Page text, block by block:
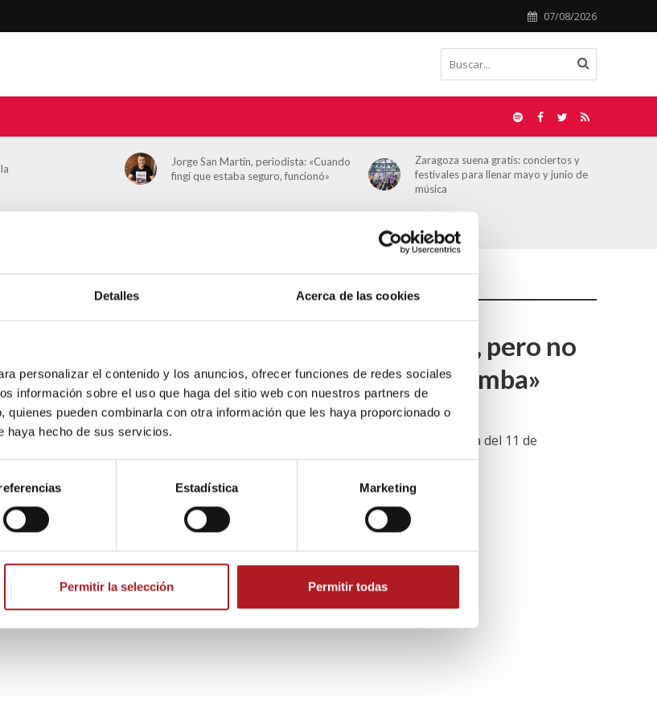
Detalles Acerca de las cookies
personalizar el contenido y los anuncios, ofrecer funciones de redes sociales
información sobre el uso que haga del sitio web con nuestros partners de
pueden combinarla con otra información que les haya proporcionado o
haya hecho de sus servicios.
Estadística Marketing
Permitir la selección Permitir todas
07/08/2026
Jorge San Martín, periodista: «Cuando
fingí que estaba seguro, funcionó»
Zaragoza suena gratis: conciertos y
festivales para llenar mayo y junio de
música
Ruiz: «Seguro que tu hija juega al GTA, pero no
decirle que ETA me puso un coche bomba»
2025 Comentar
dormía en la casa cuartel de la avenida Cataluña de Zaragoza la madrugada del 11 de
de 1987 cuando tres integrantes del Comando Argala...